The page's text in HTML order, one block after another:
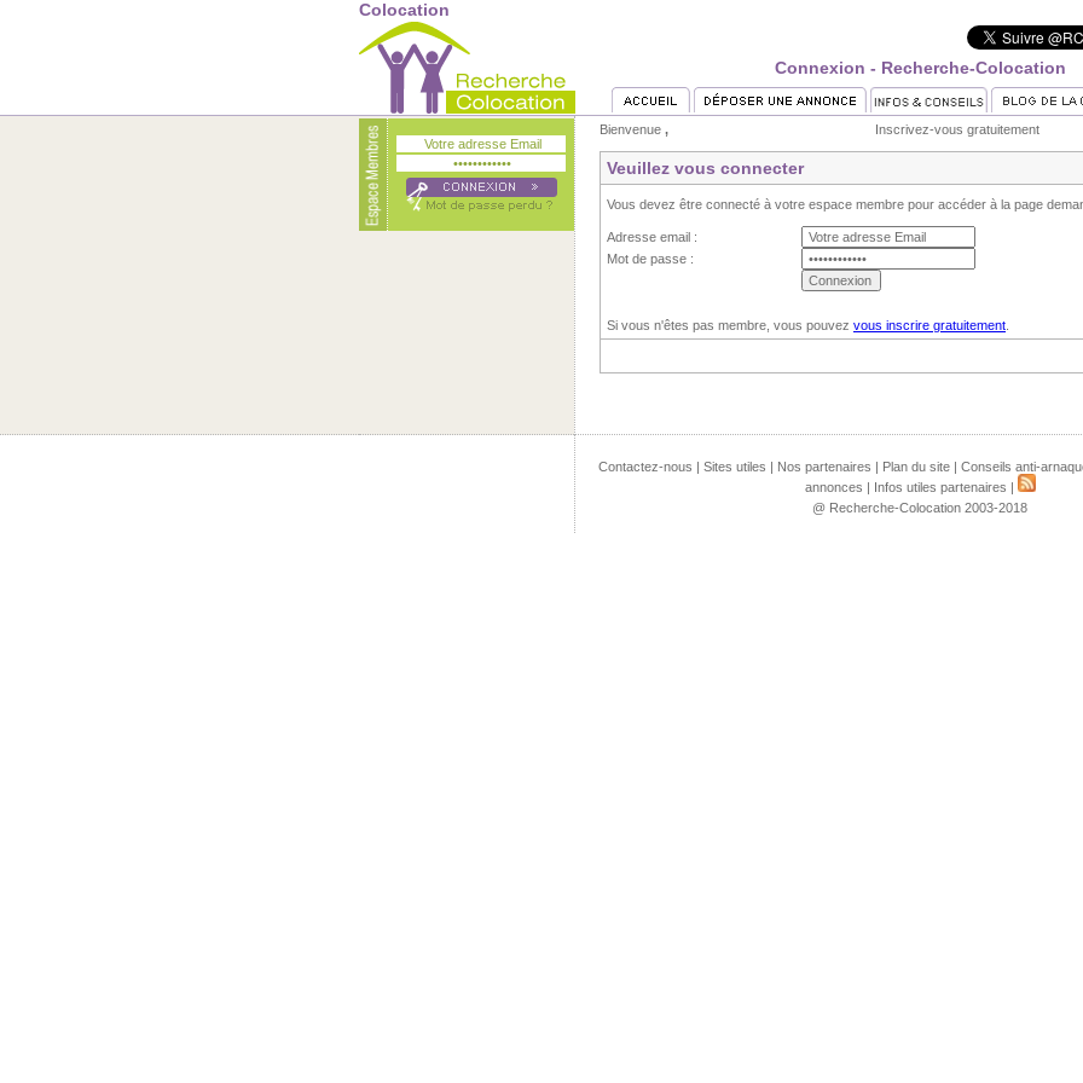
Colocation
Connexion - Recherche-Colocation
Bienvenue , Inscrivez-vous gratuitement
Veuillez vous connecter
Vous devez être connecté à votre espace membre pour accéder à la page
Adresse email :
Mot de passe :
Si vous n'êtes pas membre, vous pouvez vous inscrire gratuitement
Contactez-nous | Sites utiles | Nos partenaires | Plan du site| Conseils anti-
annonces | Infos utiles partenaires |
@ Recherche-Colocation 2003-2018